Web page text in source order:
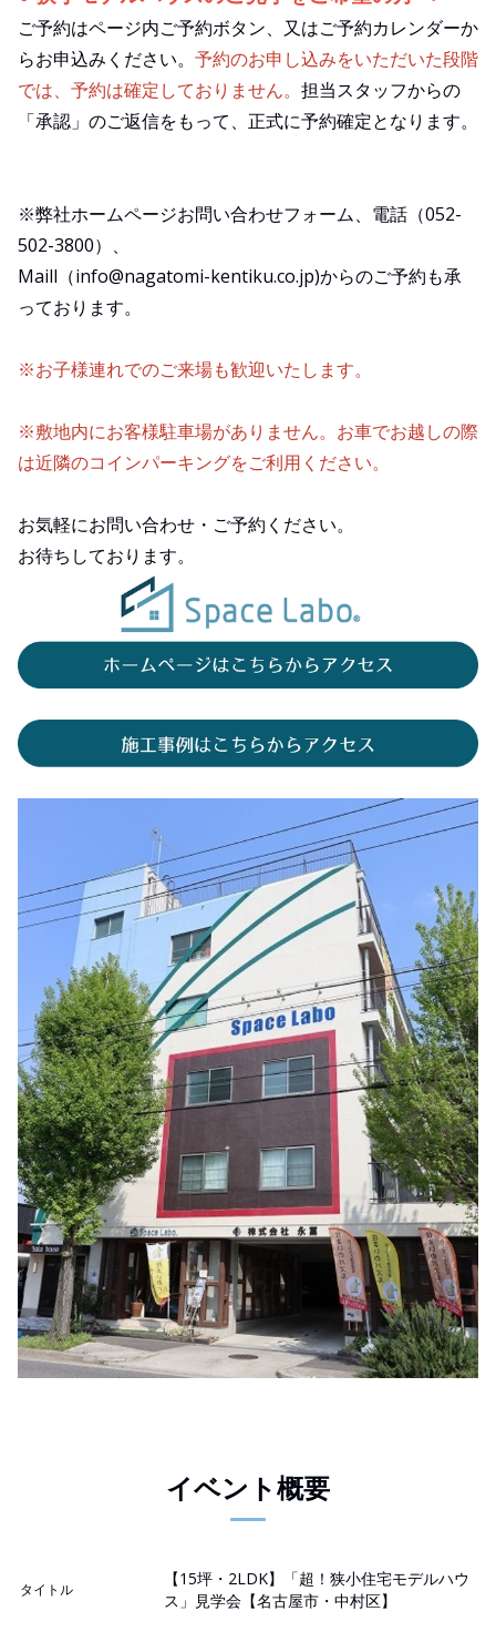
ご予約はページ内ご予約ボタン、又はご予約カレンダーか
らお申込みください。 予約のお申し込みをいただいた段階
では、予約は確定しておりません。 担当スタッフからの
「承認」のご返信をもって、正式に予約確定となります。
※弊社ホームページお問い合わせフォーム、電話（052-
502-3800）、
Maill（info@nagatomi-kentiku.co.jp)からのご予約も承
っております。
※お子様連れでのご来場も歓迎いたします。
※敷地内にお客様駐車場がありません。お車でお越しの際
は近隣のコインパーキングをご利用ください。
お気軽にお問い合わせ・ご予約ください。
お待ちしております。
イベント概要
タイトル
【15坪・2LDK】「超！狭小住宅モデルハウ
ス」見学会【名古屋市・中村区】